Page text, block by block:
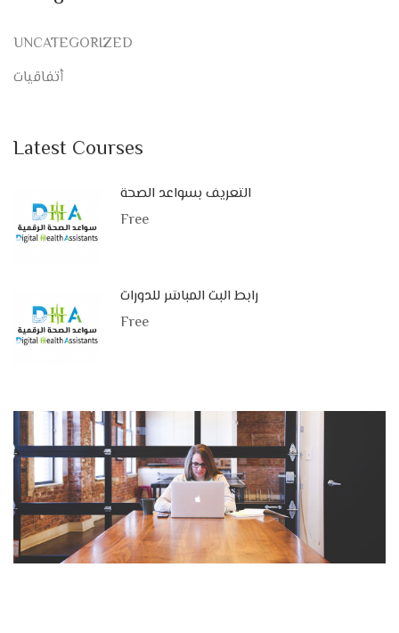
UNCATEGORIZED
أتفاقيات
Latest Courses
التعريف بسواعد الصحة
Free
رابط البث المباشر للدورات
Free